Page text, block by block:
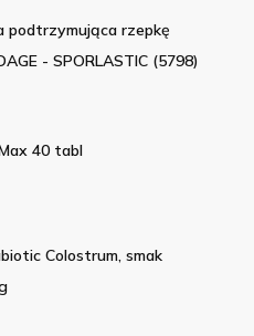
podtrzymująca rzepkę
- SPORLASTIC (5798)
40 tabl
Colostrum, smak